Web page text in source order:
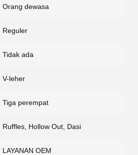
Orang dewasa
Reguler
Tidak ada
V-leher
Tiga perempat
Ruffles, Hollow Out, Dasi
LAYANAN OEM